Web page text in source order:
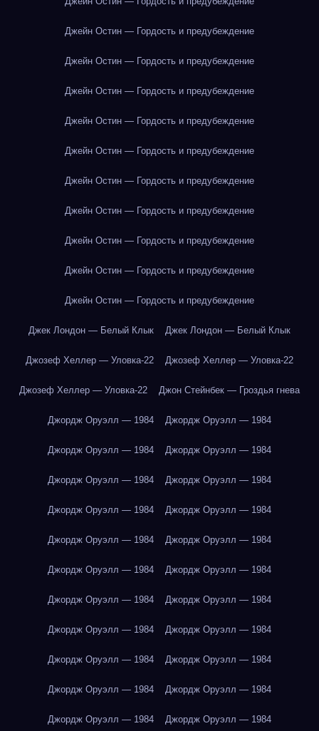
Джейн Остин — Гордость и предубеждение
Джейн Остин — Гордость и предубеждение
Джейн Остин — Гордость и предубеждение
Джейн Остин — Гордость и предубеждение
Джейн Остин — Гордость и предубеждение
Джейн Остин — Гордость и предубеждение
Джейн Остин — Гордость и предубеждение
Джейн Остин — Гордость и предубеждение
Джейн Остин — Гордость и предубеждение
Джейн Остин — Гордость и предубеждение
Джек Лондон — Белый Клык Джек Лондон — Белый Клык
Джозеф Хеллер — Уловка-22 Джозеф Хеллер — Уловка-22
Джозеф Хеллер — Уловка-22 Джон Стейнбек — Гроздья гнева
Джордж Оруэлл — 1984 Джордж Оруэлл — 1984
Джордж Оруэлл — 1984 Джордж Оруэлл — 1984
Джордж Оруэлл — 1984 Джордж Оруэлл — 1984
Джордж Оруэлл — 1984 Джордж Оруэлл — 1984
Джордж Оруэлл — 1984 Джордж Оруэлл — 1984
Джордж Оруэлл — 1984 Джордж Оруэлл — 1984
Джордж Оруэлл — 1984 Джордж Оруэлл — 1984
Джордж Оруэлл — 1984 Джордж Оруэлл — 1984
Джордж Оруэлл — 1984 Джордж Оруэлл — 1984
Джордж Оруэлл — 1984 Джордж Оруэлл — 1984
Джордж Оруэлл — 1984 Джордж Оруэлл — 1984